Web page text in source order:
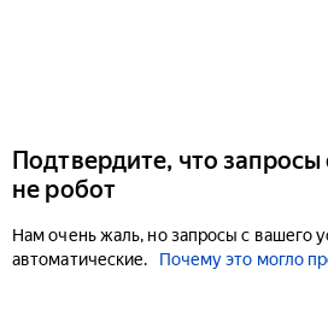
Подтвердите, что запросы
не робот
Нам очень жаль, но запросы с вашего
автоматические.
Почему это могло